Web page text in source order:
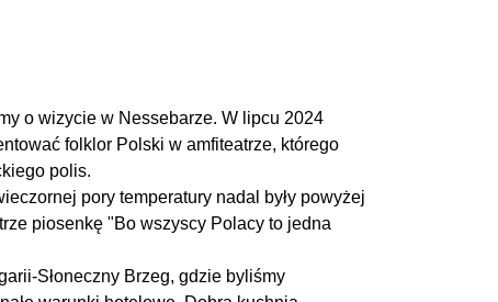
o wizycie w Nessebarze. W lipcu 2024
folklor Polski w amfiteatrze, którego
polis.
pory temperatury nadal były powyżej
piosenkę "Bo wszyscy Polacy to jedna
Słoneczny Brzeg, gdzie byliśmy